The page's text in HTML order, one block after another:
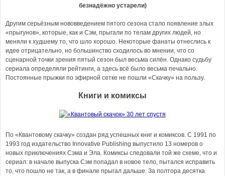
безнадёжно устарели)
Другим серьёзным нововведением пятого сезона стало появление злых
«прыгунов», которые, как и Сэм, прыгали по телам других людей, но
меняли к худшему то, что шло хорошо. Некоторые фанаты отнеслись к
идее отрицательно, но большинство сходилось во мнении, что со
сценарной точки зрения пятый сезон был весьма силён. Однако судьбу
сериала определяли рейтинги, а здесь всё было весьма печально.
Постоянные прыжки по эфирной сетке не пошли «Скачку» на пользу.
Книги и комиксы
По «Квантовому скачку» создан ряд успешных книг и комиксов. С 1991 по
1993 год издательство Innovative Publishing выпустило 13 номеров о
новых приключениях Сэма и Эла. Комиксы следовали той же схеме, что и
сериал: в начале выпуска Сэм попадал в новое тело, пытался исправить
то, что пошло не так, а в финале прыгал дальше. За полтора десятка